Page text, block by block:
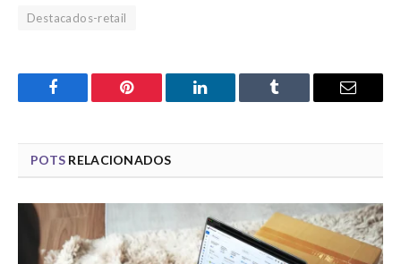
Destacados-retail
Facebook Pinterest LinkedIn Tumblr Email
POTS RELACIONADOS